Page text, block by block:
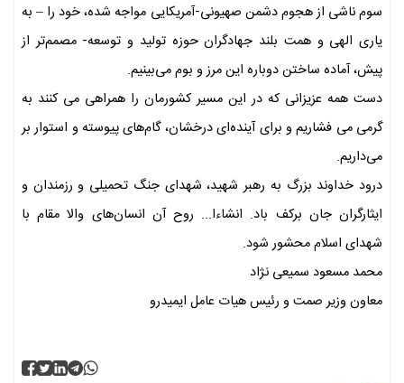
سوم ناشی از هجوم دشمن صهیونی-آمریکایی مواجه شده، خود را – به
یاری الهی و همت بلند جهادگران حوزه تولید و توسعه- مصمم‌تر از
پیش، آماده ساختن دوباره این مرز و بوم می‌بینیم.
دست همه عزیزانی که در این مسیر کشورمان را همراهی می کنند به
گرمی می فشاریم و برای آینده‌ای درخشان، گام‌های پیوسته و استوار بر
می‌داریم.
درود خداوند بزرگ به رهبر شهید، شهدای جنگ تحمیلی و رزمندان و
ایثارگران جان برکف باد. انشاءا... روح آن انسان‌های والا مقام با
شهدای اسلام محشور شود.
محمد مسعود سمیعی نژاد
معاون وزیر صمت و رئیس هیات عامل ایمیدرو